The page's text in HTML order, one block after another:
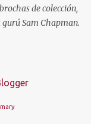
de colección,
Sam Chapman.